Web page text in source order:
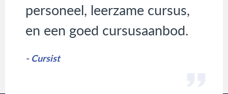
personeel, leerzame cursus,
en een goed cursusaanbod.
- Cursist